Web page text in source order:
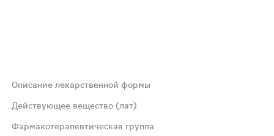
Описание лекарственной формы
Действующее вещество (лат)
Фармакотерапевтическая группа